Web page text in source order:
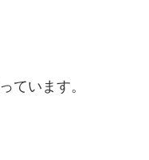
ています。